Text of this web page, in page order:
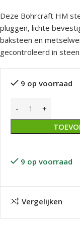
Deze Bohrcraft HM
pluggen, lichte
baksteen en
gecontroleerd in
9 op voorraad
9 op voorraad
Vergelijken